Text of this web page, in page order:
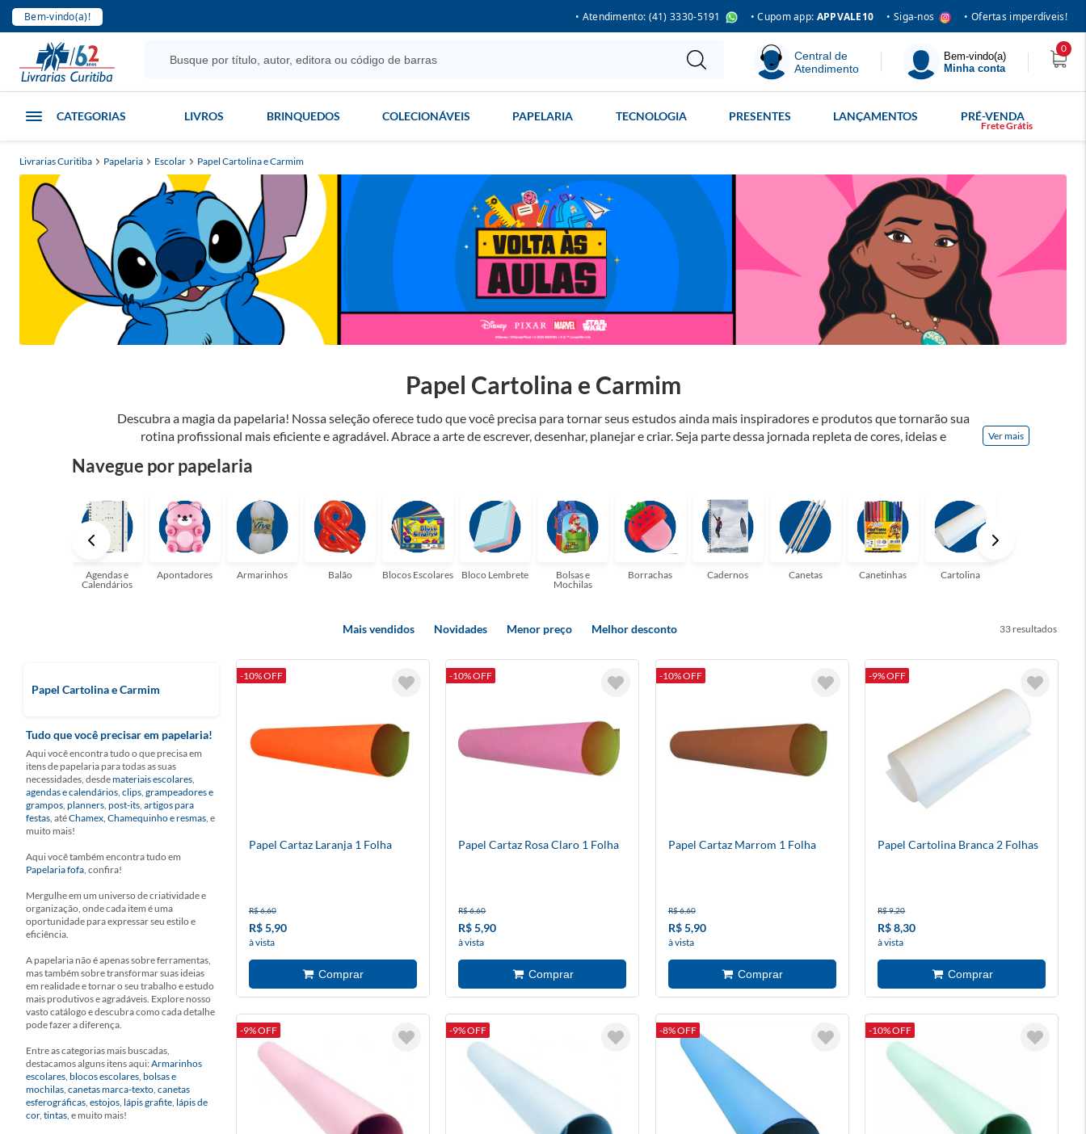
Bem-vindo(a)! • Atendimento: (41) 3330-5191 • Cupom app: APPVALE10 • Siga-nos • Ofertas imperdíveis!
Central de
Atendimento
Bem-vindo(a)
Minha conta
0
CATEGORIAS LIVROS BRINQUEDOS COLECIONÁVEIS PAPELARIA TECNOLOGIA PRESENTES LANÇAMENTOS PRÉ-VENDA
Livrarias Curitiba Papelaria Escolar Papel Cartolina e Carmim
Descubra a magia da papelaria! Nossa seleção oferece tudo que você precisa para tornar seus estudos ainda mais inspiradores e produtos que tornarão sua
rotina profissional mais eficiente e agradável. Abrace a arte de escrever, desenhar, planejar e criar. Seja parte dessa jornada repleta de cores, ideias e
perfeito para suas aulas, profissionais que buscam organizar seus escritórios, temos tudo que você precisa!
Ver mais
Papel Cartolina e Carmim
Navegue por papelaria
Agendas e
Calendários
Apontadores Armarinhos Balão Blocos Escolares Bloco Lembrete
Bolsas e
Mochilas
Borrachas Cadernos Canetas Canetinhas Cartolina
Mais vendidos Novidades Menor preço Melhor desconto 33
Papel Cartolina e Carmim
Tudo que você precisar em papelaria!
Aqui você encontra tudo o que precisa em
itens de papelaria para todas as suas
necessidades, desdemateriais escolares,
agendas e calendários, clips, grampeadores e
grampos, planners, post-its, artigos para
festas, atéChamex, Chamequinho e resmas, e
muito mais!
Aqui você também encontra tudo em
Papelaria fofa, confira!
Mergulhe em um universo de criatividade e
organização, onde cada item é uma
oportunidade para expressar seu estilo e
eficiência.
A papelaria não é apenas sobre ferramentas,
mas também sobre transformar suas ideias
em realidade e tornar o seu trabalho e estudo
mais produtivos e agradáveis. Explore nosso
vasto catálogo e descubra como cada detalhe
pode fazer a diferença.
Entre as categorias mais buscadas,
destacamos alguns itens aqui:Armarinhos
escolares, blocos escolares, bolsas e
mochilas, canetas marca-texto, canetas
esferográficas, estojos, lápis grafite, lápis de
cor, tintas, e muito mais!
-10% OFF
Papel Cartaz Laranja 1 Folha
R$ 6,60
R$ 5,90
à vista
-10% OFF
Papel Cartaz Rosa Claro 1 Folha
R$ 6,60
R$ 5,90
à vista
-10% OFF
Papel Cartaz Marrom 1 Folha
R$ 6,60
R$ 5,90
à vista
-9% OFF
Papel Cartolina Branca 2 Folhas
R$ 9,20
R$ 8,30
à vista
-9% OFF -9% OFF -8% OFF -10% OFF